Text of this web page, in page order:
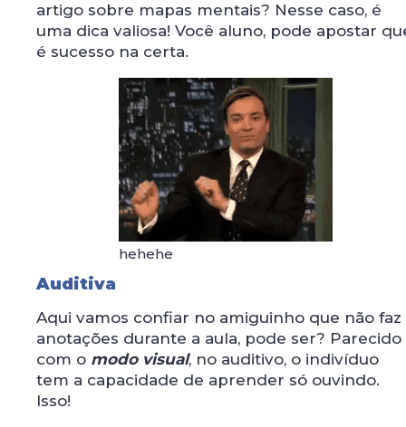
artigo sobre mapas mentais? Nesse caso, é
uma dica valiosa! Você aluno, pode apostar
é sucesso na certa.
hehehe
Auditiva
Aqui vamos confiar no amiguinho que não faz
anotações durante a aula, pode ser? Parecido
com o modo visual, no auditivo, o indivíduo
tem a capacidade de aprender só ouvindo.
Isso!